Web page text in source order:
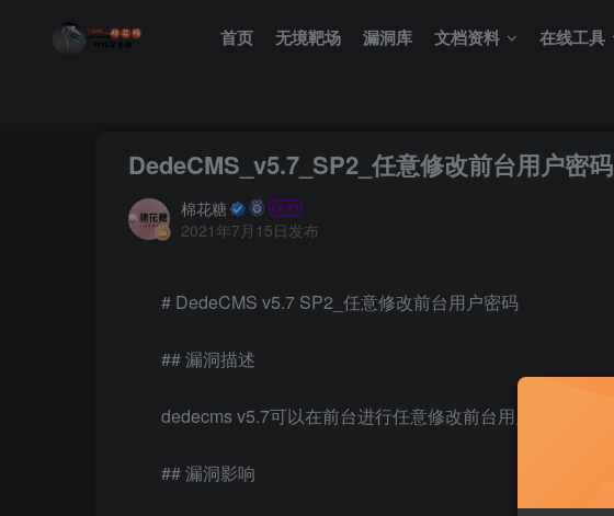
首页 无境靶场 漏洞库 文档资料 在线工具
DedeCMS_v5.7_SP2_任意修改前台用户密码
棉花糖
2021年7月15日发布
# DedeCMS v5.7 SP2_任意修改前台用户密码
## 漏洞描述
dedecms v5.7可以在前台进行任意修改前台用户密码
## 漏洞影响